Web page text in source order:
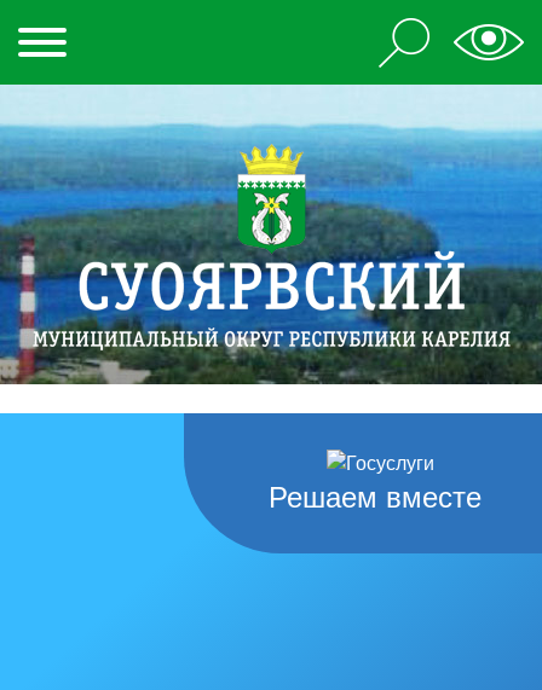
Решаем вместе